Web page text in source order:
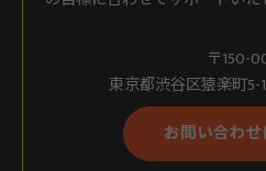
〒150-
東京都渋谷区猿楽町5-
お問い合わ